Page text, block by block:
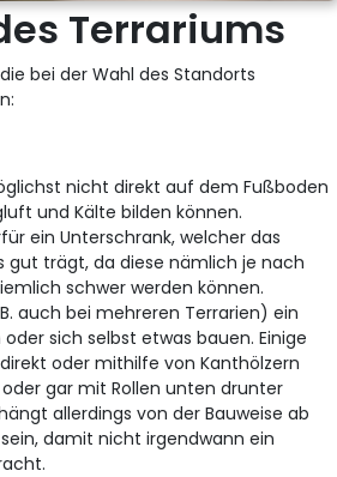
Terrariums
bei der Wahl des Standorts
nicht direkt auf dem Fußboden
und Kälte bilden können.
ein Unterschrank, welcher das
gut trägt, da diese nämlich je nach
schwer werden können.
auch bei mehreren Terrarien) ein
sich selbst etwas bauen. Einige
oder mithilfe von Kanthölzern
gar mit Rollen unten drunter
allerdings von der Bauweise ab
damit nicht irgendwann ein